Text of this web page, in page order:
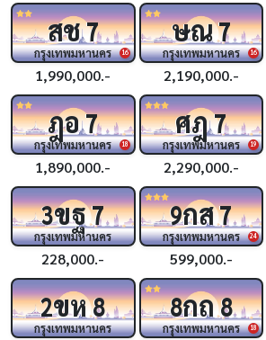
16
สช7
กรุงเทพมหานคร
1,990,000.-
16
ษณ7
กรุงเทพมหานคร
2,190,000.-
18
ฎอ7
กรุงเทพมหานคร
1,890,000.-
19
ศฎ7
กรุงเทพมหานคร
2,290,000.-
3ขฐ7
กรุงเทพมหานคร
228,000.-
24
9กส7
กรุงเทพมหานคร
599,000.-
2ขห8
กรุงเทพมหานคร 18
8กถ8
กรุงเทพมหานคร